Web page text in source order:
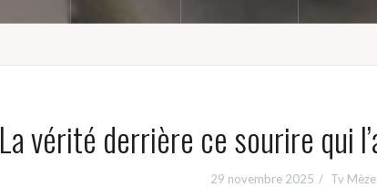
La vérité derrière ce sourire qui
29 novembre 2025 Tv Mèze